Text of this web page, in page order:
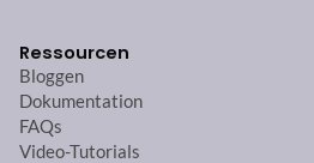
Ressourcen
Bloggen
Dokumentation
FAQs
Video-Tutorials